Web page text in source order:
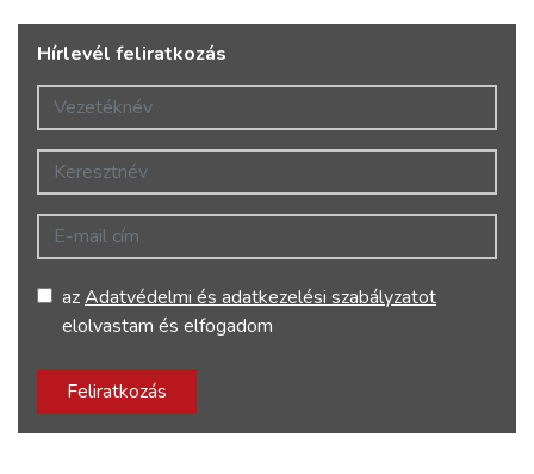
Hírlevél feliratkozás
Vezetéknév
Keresztnév
E-mail cím
azAdatvédelmi és adatkezelési szabályzatot
elolvastam és elfogadom
Feliratkozás